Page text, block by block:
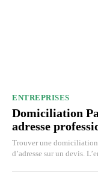
ENTREPRISES
Domiciliation
adresse
Trouver une domiciliation
d’adresse sur un devis.